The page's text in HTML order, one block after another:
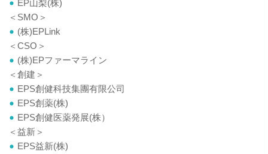
EP山梨(株)
＜SMO＞
(株)EPLink
＜CSO＞
(株)EPファーマライン
＜創建＞
EPS創健科技集團有限公司
EPS創薬(株)
EPS創健医薬発展(株）
＜益新＞
EPS益新(株)